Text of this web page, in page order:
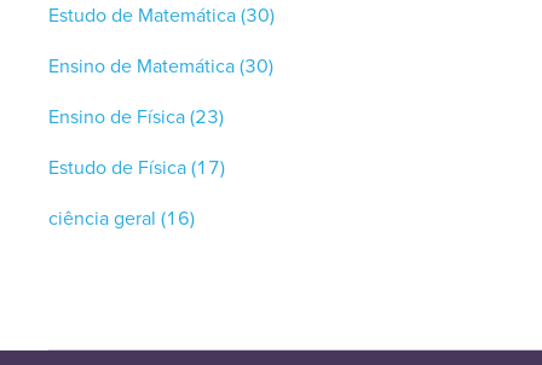
Estudo de Matemática(30)
Ensino de Matemática(30)
Ensino de Física(23)
Estudo de Física(17)
ciência geral (16)